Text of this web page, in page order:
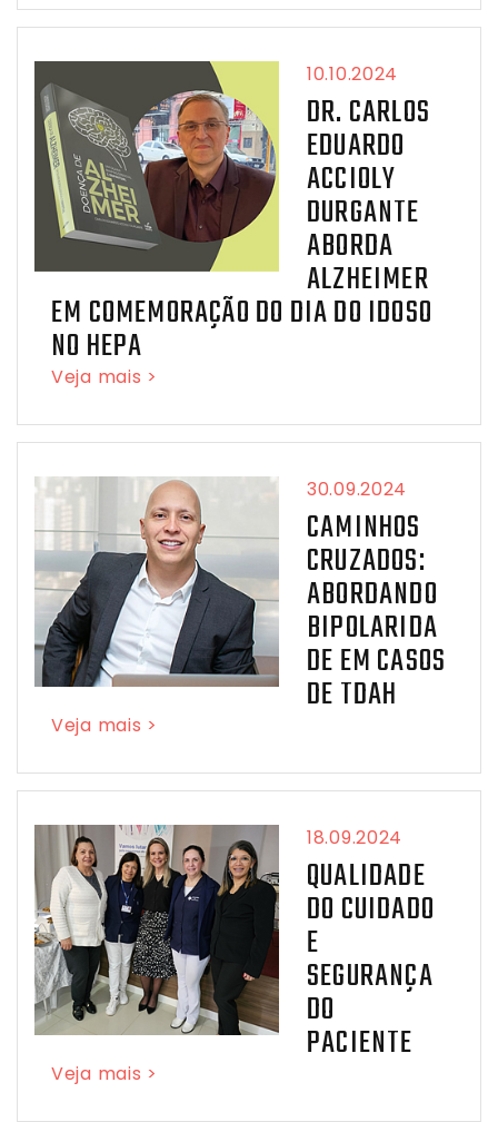
10.10.2024
DR. CARLOS
EDUARDO
ACCIOLY
DURGANTE
ABORDA
ALZHEIMER
EM COMEMORAÇÃO DO DIA DO IDOSO
NO HEPA
Veja mais >
30.09.2024
CAMINHOS
CRUZADOS:
ABORDANDO
BIPOLARIDA
DE EM CASOS
DE TDAH
Veja mais >
18.09.2024
QUALIDADE
DO CUIDADO
E
SEGURANÇA
DO
PACIENTE
Veja mais >